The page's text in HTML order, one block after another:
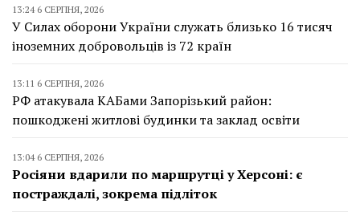
13:24 6 СЕРПНЯ, 2026
У Силах оборони України служать близько 16 тисяч
іноземних добровольців із 72 країн
13:11 6 СЕРПНЯ, 2026
РФ атакувала КАБами Запорізький район:
пошкоджені житлові будинки та заклад освіти
13:04 6 СЕРПНЯ, 2026
Росіяни вдарили по маршрутці у Херсоні: є
постраждалі, зокрема підліток